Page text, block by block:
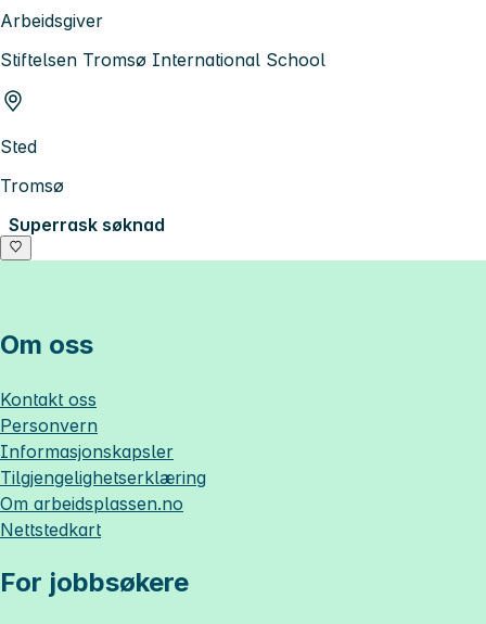
Arbeidsgiver
Stiftelsen Tromsø International School
Sted
Tromsø
Superrask søknad
Om oss
Kontakt oss
Personvern
Informasjonskapsler
Tilgjengelighetserklæring
Om arbeidsplassen.no
Nettstedkart
For jobbsøkere